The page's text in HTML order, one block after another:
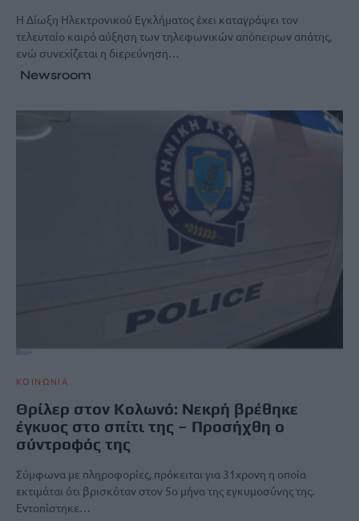
Η Δίωξη Ηλεκτρονικού Εγκλήματος έχει καταγράψει τον
τελευταίο καιρό αύξηση των τηλεφωνικών απόπειρων απάτης,
ενώ συνεχίζεται η διερεύνηση…
Newsroom
ΚΟΙΝΩΝΙΑ
Θρίλερ στον Κολωνό: Νεκρή βρέθηκε
έγκυος στο σπίτι της – Προσήχθη ο
σύντροφός της
Σύμφωνα με πληροφορίες, πρόκειται για 31χρονη η οποία
εκτιμάται ότι βρισκόταν στον 5ο μήνα της εγκυμοσύνης της.
Εντοπίστηκε…